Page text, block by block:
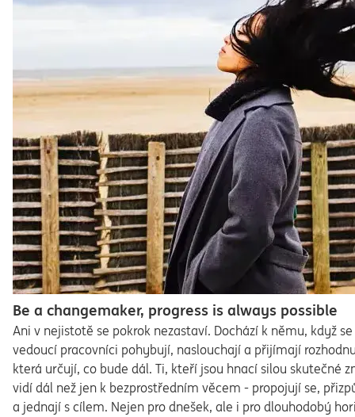
Be a changemaker, progress is always possible
Ani v nejistotě se pokrok nezastaví. Dochází k němu, když se
vedoucí pracovníci pohybují, naslouchají a přijímají
která určují, co bude dál. Ti, kteří jsou hnací silou skutečné
vidí dál než jen k bezprostředním věcem - propojují se,
a jednají s cílem. Nejen pro dnešek, ale i pro dlouhodobý